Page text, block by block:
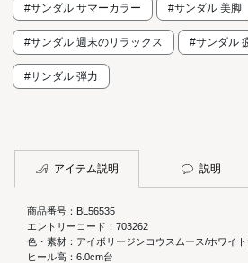
#サンダル サマーカラー #サンダル 美脚
#サンダル 週末のリラックス #サンダル
#サンダル 弾力
アイテム説明 説明
商品番号：BL56535
エントリーコード：703262
色・素材：アイボリージンコウスムース/ホワイ
ヒール高：6.0cm台